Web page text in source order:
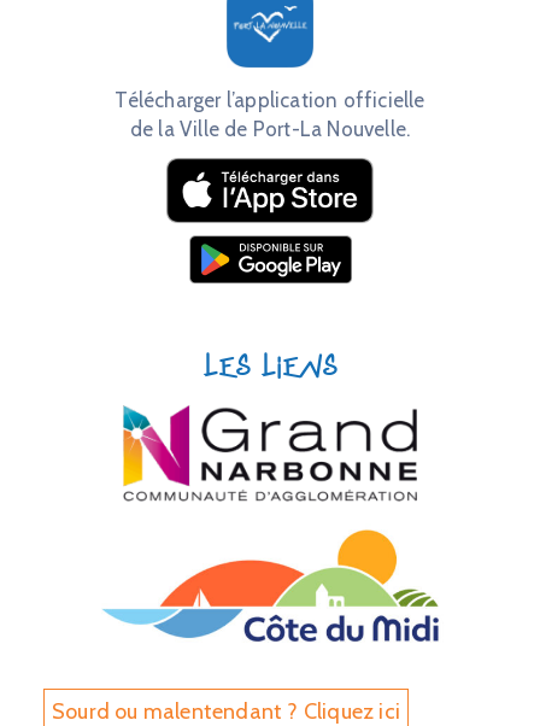
Télécharger l’application officielle
de la Ville de Port-La Nouvelle.
Les liens
Sourd ou malentendant ? Cliquez ici